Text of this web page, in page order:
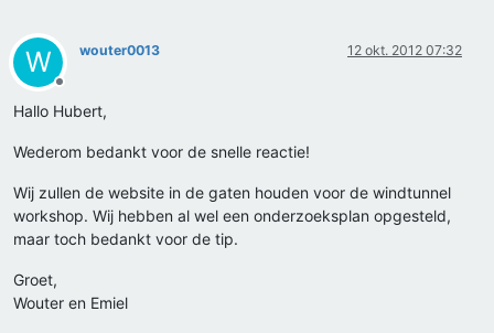
W
Offline
wouter0013 12 okt. 2012 07:32
Hallo Hubert,
Wederom bedankt voor de snelle reactie!
Wij zullen de website in de gaten houden voor de windtunnel
workshop. Wij hebben al wel een onderzoeksplan opgesteld,
maar toch bedankt voor de tip.
Groet,
Wouter en Emiel